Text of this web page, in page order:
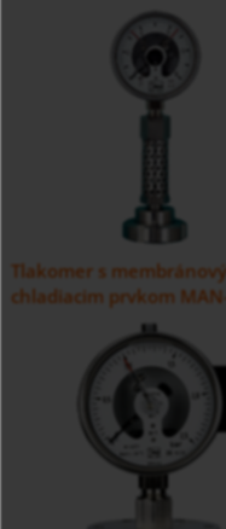
Tlakomer s
chladiacim prvkom